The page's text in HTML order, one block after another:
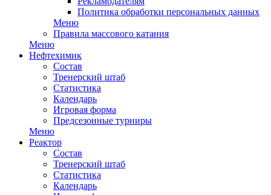
Политика обработки персональных данных
Меню
Правила массового катания
Меню
Нефтехимик
Состав
Тренерский штаб
Статистика
Календарь
Игровая форма
Предсезонные турниры
Меню
Реактор
Состав
Тренерский штаб
Статистика
Календарь